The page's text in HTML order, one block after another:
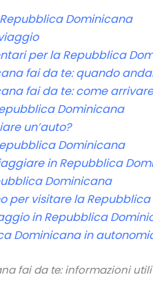
Dominicana
per la Repubblica
fai da te: quando
fai da te: come arrivare
Dominicana
un’auto?
Dominicana
in Repubblica
Dominicana
per visitare la
in Repubblica
Dominicana in
fai da te: informazioni utili